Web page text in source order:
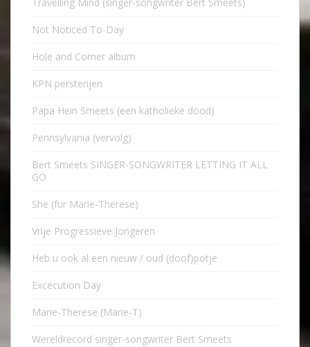
Not Noticed To-Day
Hole and Corner album
KPN persterijen
Papa Hein Smeets (een katholieke dood)
Pennsylvania (vervolg)
Bert Smeets SINGER-SONGWRITER LETTING IT ALL
GO
She (für Marie-Therese)
Vrije Progressieve Jongeren
Heb u ook al een nieuw / oud (doof)potje
Excecution Day
Marie-Therese (Marie-T)
Wereldrecord singer-songwriter Bert Smeets